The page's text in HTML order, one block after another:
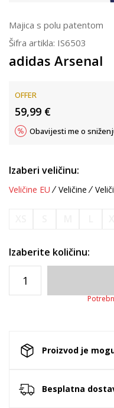
Majica s polu patentom
Šifra artikla: IS6503
adidas Arsenal
OFFER
59,99 €
Obavijesti me o
Izaberi veličinu:
Veličine EU Veličine
Izaberite količinu:
Proizvod je
Besplatna